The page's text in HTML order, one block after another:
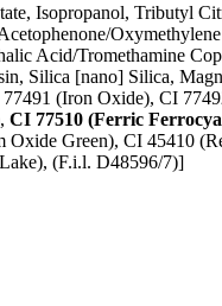
Isopropanol, Tributyl
Acid/Tromethamine
Silica [nano] Silica,
(Iron Oxide), CI
CI 77510 (Ferric
Green), CI 45410
(F.i.l. D48596/7)]